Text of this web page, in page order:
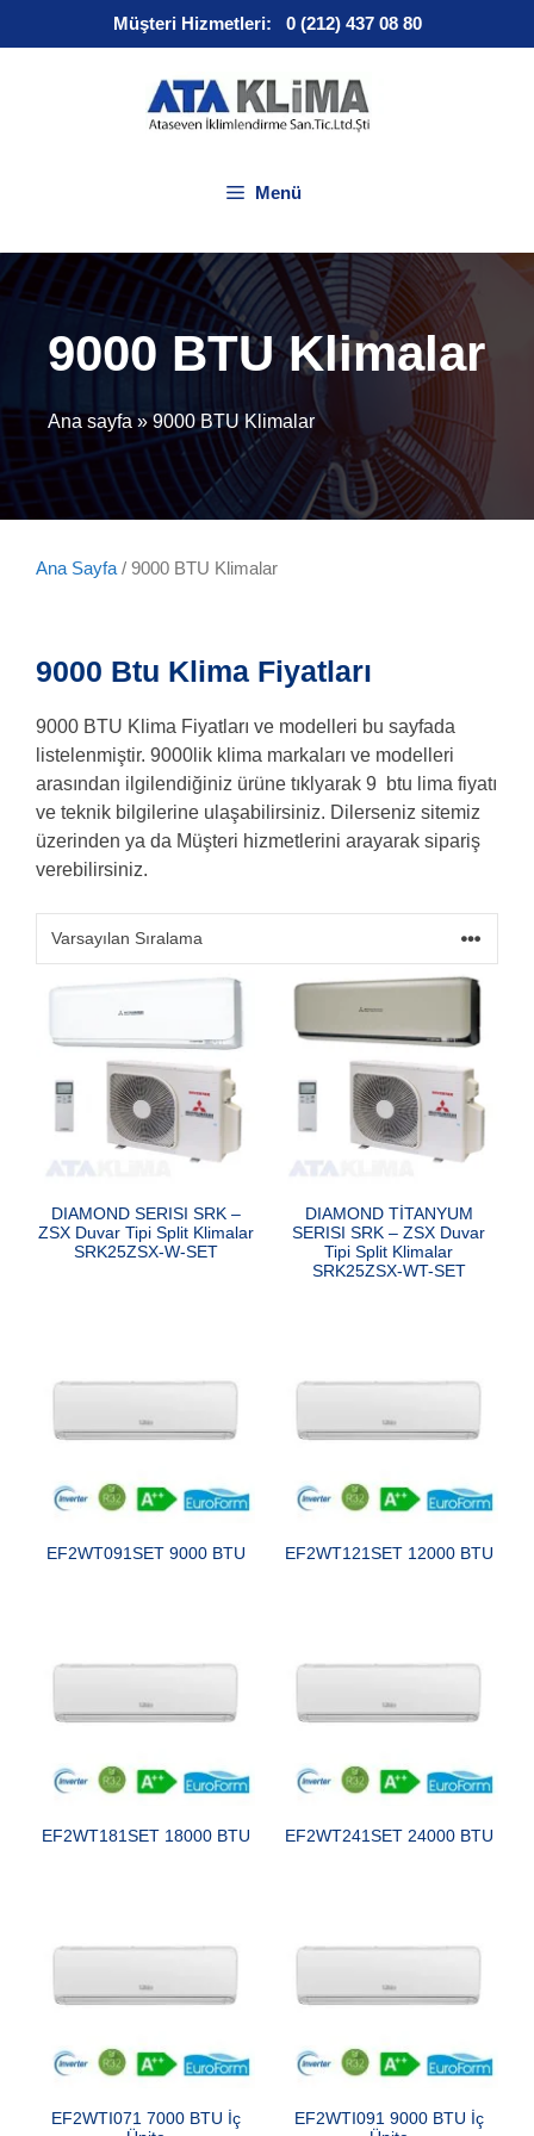
Müşteri Hizmetleri: 0 (212) 437 08 80
Menü
9000 BTU Klimalar
Ana sayfa»9000 BTU Klimalar
Ana Sayfa / 9000 BTU Klimalar
9000 Btu Klima Fiyatları
9000 BTU Klima Fiyatları ve modelleri bu sayfada
listelenmiştir. 9000lik klima markaları ve modelleri
arasından ilgilendiğiniz ürüne tıklyarak 9 btu lima fiyatı
ve teknik bilgilerine ulaşabilirsiniz. Dilerseniz sitemiz
üzerinden ya da Müşteri hizmetlerini arayarak sipariş
verebilirsiniz.
DIAMOND SERISI SRK –
ZSX Duvar Tipi Split Klimalar
SRK25ZSX-W-SET
DIAMOND TİTANYUM
SERISI SRK – ZSX Duvar
Tipi Split Klimalar
SRK25ZSX-WT-SET
EF2WT091SET 9000 BTU EF2WT121SET 12000 BTU
EF2WT181SET 18000 BTU EF2WT241SET 24000 BTU
EF2WTI071 7000 BTU İç
EF2WTI091 9000 BTU İç